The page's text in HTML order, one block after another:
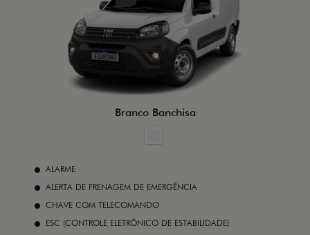
Branco Banchisa
ALARME
ALERTA DE FRENAGEM DE EMERGÊNCIA
CHAVE COM TELECOMANDO
ESC (CONTROLE ELETRÔNICO DE ESTABILIDADE)